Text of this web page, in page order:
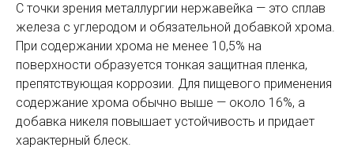
С точки зрения металлургии нержавейка — это сплав
железа с углеродом и обязательной добавкой хрома.
При содержании хрома не менее 10,5% на
поверхности образуется тонкая защитная пленка,
препятствующая коррозии. Для пищевого применения
содержание хрома обычно выше — около 16%, а
добавка никеля повышает устойчивость и придает
характерный блеск.